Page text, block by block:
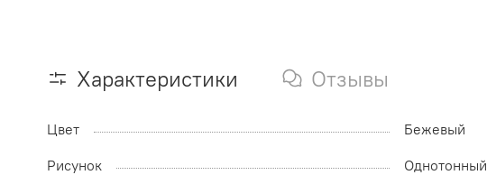
Характеристики Отзывы
Цвет Бежевый
Рисунок
Однотонный